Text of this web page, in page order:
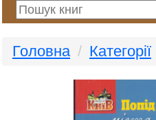
Головна Категорії